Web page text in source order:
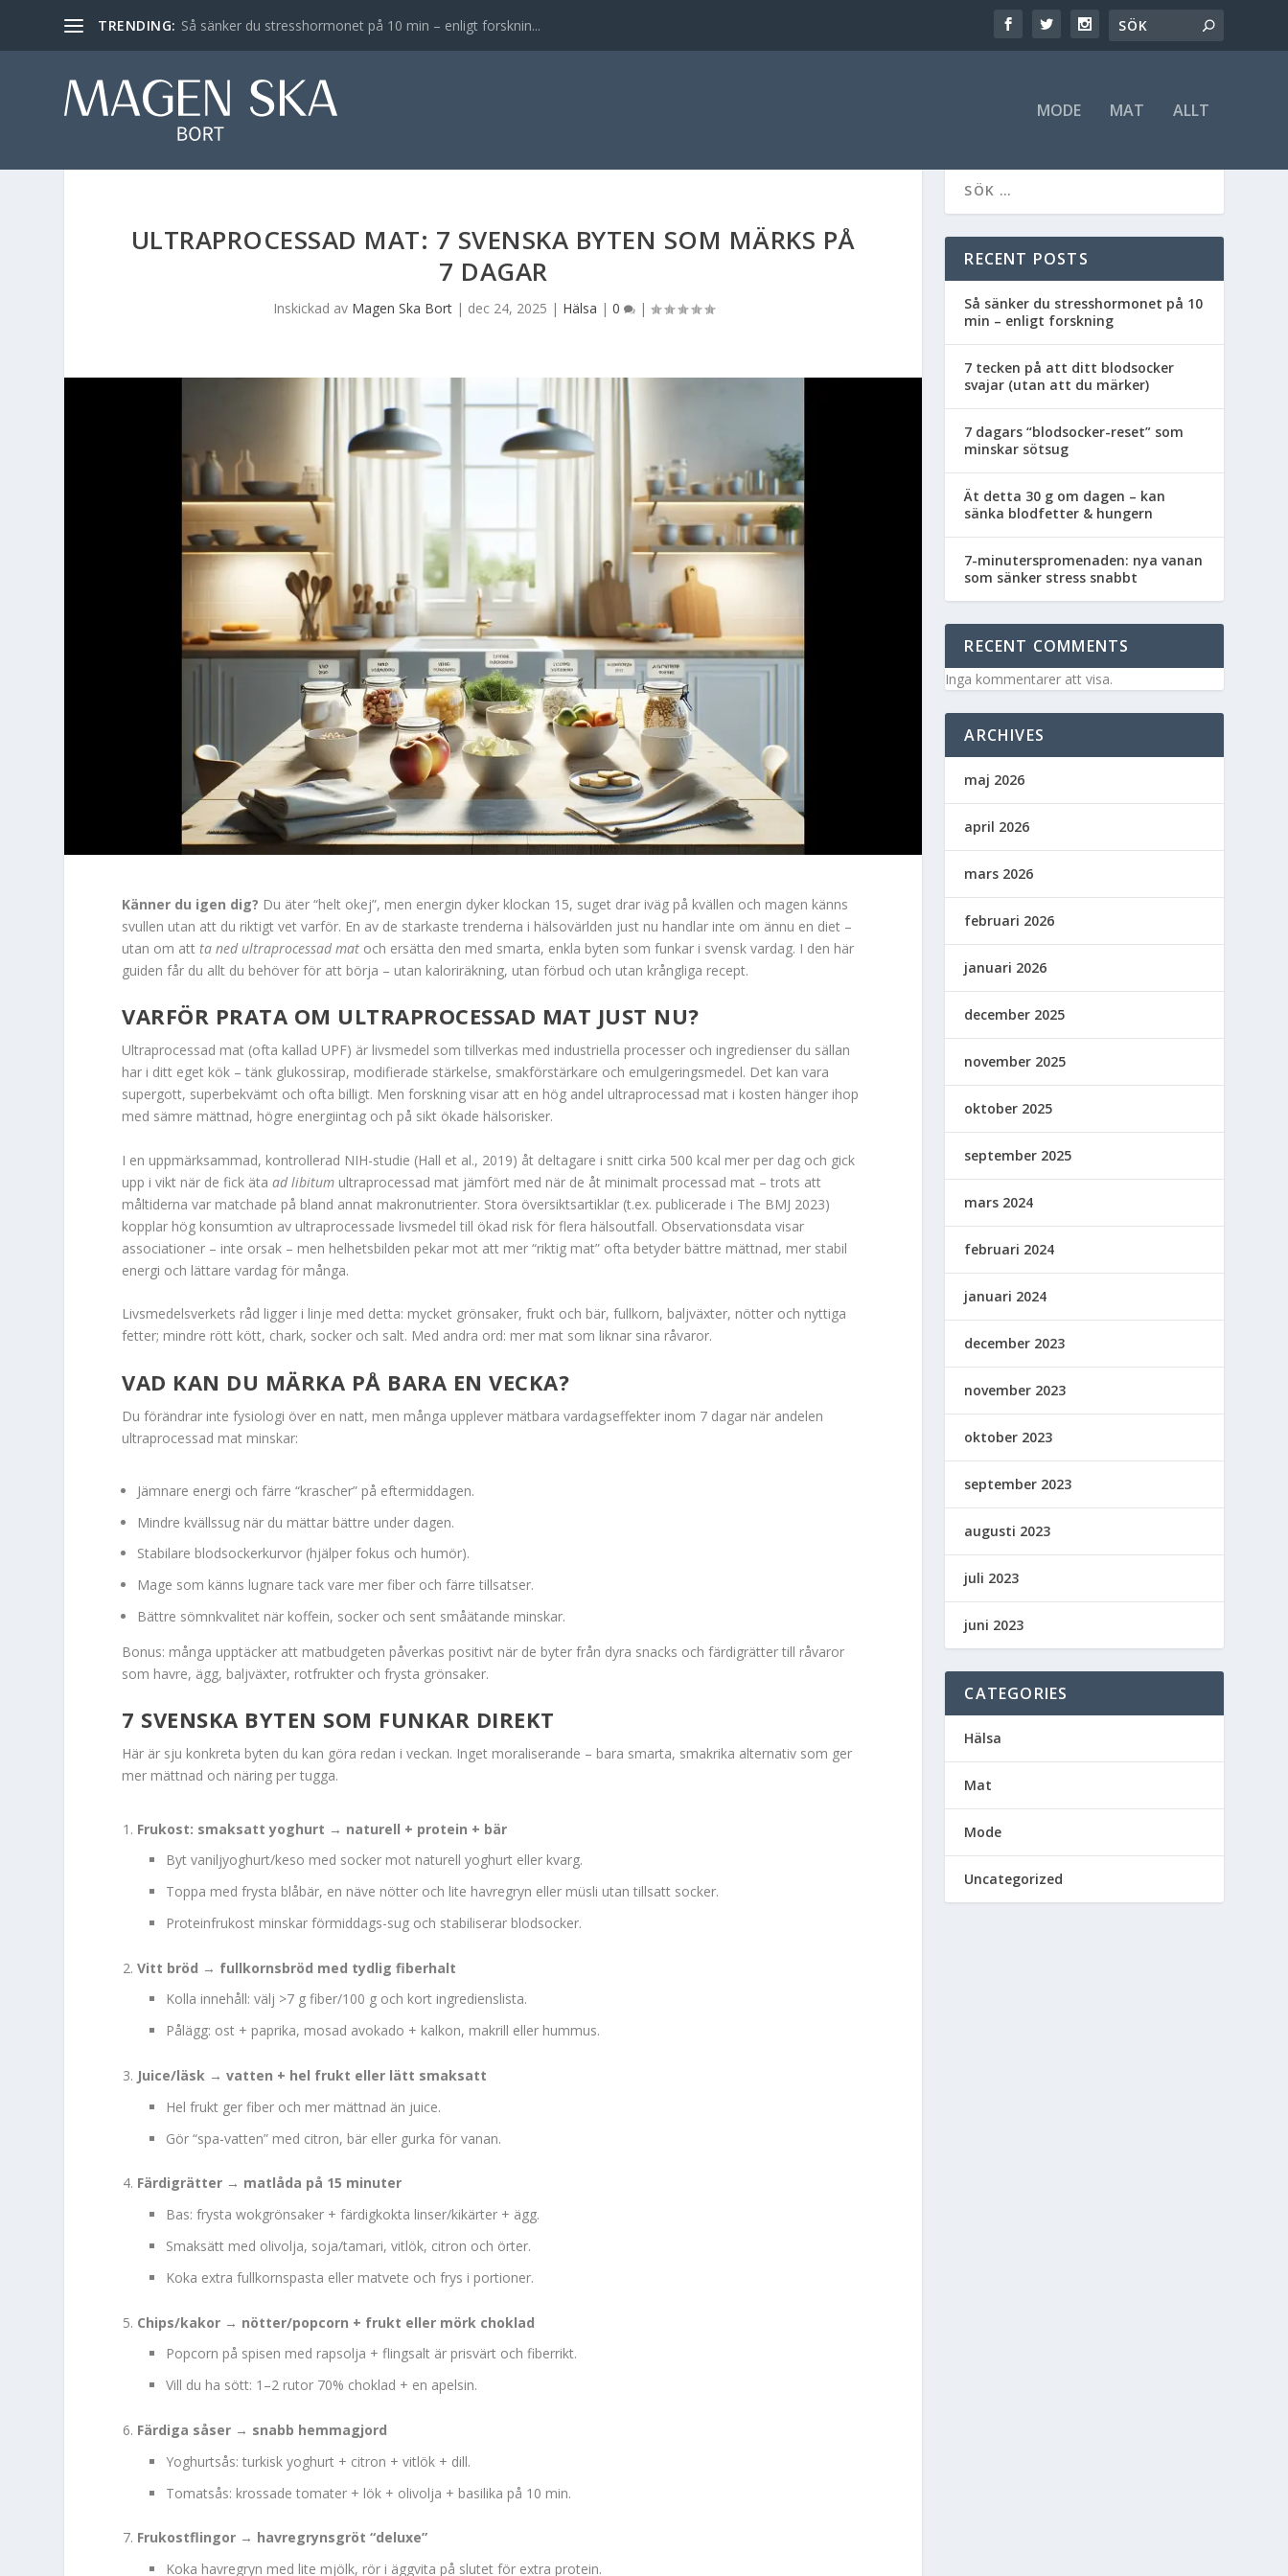
TRENDING: Så sänker du stresshormonet på 10 min – enligt forsknin...
MODE MAT ALLT
ULTRAPROCESSAD MAT: 7 SVENSKA BYTEN SOM MÄRKS PÅ
7 DAGAR
Inskickad av Magen Ska Bort| dec 24, 2025 | Hälsa | 0 |
Känner du igen dig? Du äter “helt okej”, men energin dyker klockan 15, suget drar iväg på kvällen och magen känns
svullen utan att du riktigt vet varför. En av de starkaste trenderna i hälsovärlden just nu handlar inte om ännu en diet –
utan om attta ned ultraprocessad mat och ersätta den med smarta, enkla byten som funkar i svensk vardag. I den här
guiden får du allt du behöver för att börja – utan kaloriräkning, utan förbud och utan krångliga recept.
VARFÖR PRATA OM ULTRAPROCESSAD MAT JUST NU?
Ultraprocessad mat (ofta kallad UPF) är livsmedel som tillverkas med industriella processer och ingredienser du sällan
har i ditt eget kök – tänk glukossirap, modifierade stärkelse, smakförstärkare och emulgeringsmedel. Det kan vara
supergott, superbekvämt och ofta billigt. Men forskning visar att en hög andel ultraprocessad mat i kosten hänger ihop
med sämre mättnad, högre energiintag och på sikt ökade hälsorisker.
I en uppmärksammad, kontrollerad NIH-studie (Hall et al., 2019) åt deltagare i snitt cirka 500 kcal mer per dag och gick
upp i vikt när de fick ätaad libitum ultraprocessad mat jämfört med när de åt minimalt processad mat – trots att
måltiderna var matchade på bland annat makronutrienter. Stora översiktsartiklar (t.ex. publicerade i The BMJ 2023)
kopplar hög konsumtion av ultraprocessade livsmedel till ökad risk för flera hälsoutfall. Observationsdata visar
associationer – inte orsak – men helhetsbilden pekar mot att mer “riktig mat” ofta betyder bättre mättnad, mer stabil
energi och lättare vardag för många.
Livsmedelsverkets råd ligger i linje med detta: mycket grönsaker, frukt och bär, fullkorn, baljväxter, nötter och nyttiga
fetter; mindre rött kött, chark, socker och salt. Med andra ord: mer mat som liknar sina råvaror.
VAD KAN DU MÄRKA PÅ BARA EN VECKA?
Du förändrar inte fysiologi över en natt, men många upplever mätbara vardagseffekter inom 7 dagar när andelen
ultraprocessad mat minskar:
Jämnare energi och färre “krascher” på eftermiddagen.
Mindre kvällssug när du mättar bättre under dagen.
Stabilare blodsockerkurvor (hjälper fokus och humör).
Mage som känns lugnare tack vare mer fiber och färre tillsatser.
Bättre sömnkvalitet när koffein, socker och sent småätande minskar.
Bonus: många upptäcker att matbudgeten påverkas positivt när de byter från dyra snacks och färdigrätter till råvaror
som havre, ägg, baljväxter, rotfrukter och frysta grönsaker.
7 SVENSKA BYTEN SOM FUNKAR DIREKT
Här är sju konkreta byten du kan göra redan i veckan. Inget moraliserande – bara smarta, smakrika alternativ som ger
mer mättnad och näring per tugga.
Frukost: smaksatt yoghurt → naturell + protein + bär
Byt vaniljyoghurt/keso med socker mot naturell yoghurt eller kvarg.
Toppa med frysta blåbär, en näve nötter och lite havregryn eller müsli utan tillsatt socker.
Proteinfrukost minskar förmiddags-sug och stabiliserar blodsocker.
Vitt bröd → fullkornsbröd med tydlig fiberhalt
Kolla innehåll: välj >7 g fiber/100 g och kort ingredienslista.
Pålägg: ost + paprika, mosad avokado + kalkon, makrill eller hummus.
Juice/läsk → vatten + hel frukt eller lätt smaksatt
Hel frukt ger fiber och mer mättnad än juice.
Gör “spa-vatten” med citron, bär eller gurka för vanan.
Färdigrätter → matlåda på 15 minuter
Bas: frysta wokgrönsaker + färdigkokta linser/kikärter + ägg.
Smaksätt med olivolja, soja/tamari, vitlök, citron och örter.
Koka extra fullkornspasta eller matvete och frys i portioner.
Chips/kakor → nötter/popcorn + frukt eller mörk choklad
Popcorn på spisen med rapsolja + flingsalt är prisvärt och fiberrikt.
Vill du ha sött: 1–2 rutor 70% choklad + en apelsin.
Färdiga såser → snabb hemmagjord
Yoghurtsås: turkisk yoghurt + citron + vitlök + dill.
Tomatsås: krossade tomater + lök + olivolja + basilika på 10 min.
Frukostflingor → havregrynsgröt “deluxe”
Koka havregryn med lite mjölk, rör i äggvita på slutet för extra protein.
RECENT POSTS
Så sänker du stresshormonet på 10
min – enligt forskning
7 tecken på att ditt blodsocker
svajar (utan att du märker)
7 dagars “blodsocker-reset” som
minskar sötsug
Ät detta 30 g om dagen – kan
sänka blodfetter & hungern
7-minuterspromenaden: nya vanan
som sänker stress snabbt
RECENT COMMENTS
Inga kommentarer att visa.
ARCHIVES
maj 2026
april 2026
mars 2026
februari 2026
januari 2026
december 2025
november 2025
oktober 2025
september 2025
mars 2024
februari 2024
januari 2024
december 2023
november 2023
oktober 2023
september 2023
augusti 2023
juli 2023
juni 2023
CATEGORIES
Hälsa
Mat
Mode
Uncategorized